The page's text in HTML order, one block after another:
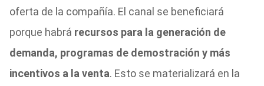
oferta de la compañía. El canal se beneficiará
porque habrá recursos para la generación de
demanda, programas de demostración y más
incentivos a la venta. Esto se materializará en la